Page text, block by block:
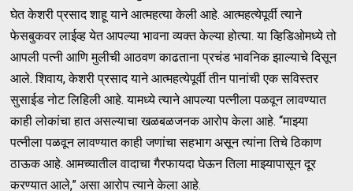
घेत केशरी प्रसाद शाहू याने आत्महत्या केली आहे. आत्महत्येपूर्वी त्याने
फेसबुकवर लाईव्ह येत आपल्या भावना व्यक्त केल्या होत्या. या व्हिडिओमध्ये तो
आपली पत्नी आणि मुलीची आठवण काढताना प्रचंड भावनिक झाल्याचे दिसून
आले. शिवाय, केशरी प्रसाद याने आत्महत्येपूर्वी तीन पानांची एक सविस्तर
सुसाईड नोट लिहिली आहे. यामध्ये त्याने आपल्या पत्नीला पळवून लावण्यात
काही लोकांचा हात असल्याचा खळबळजनक आरोप केला आहे. “माझ्या
पत्नीला पळवून लावण्यात काही जणांचा सहभाग असून त्यांना तिचे ठिकाण
ठाऊक आहे. आमच्यातील वादाचा गैरफायदा घेऊन तिला माझ्यापासून दूर
करण्यात आले,” असा आरोप त्याने केला आहे.